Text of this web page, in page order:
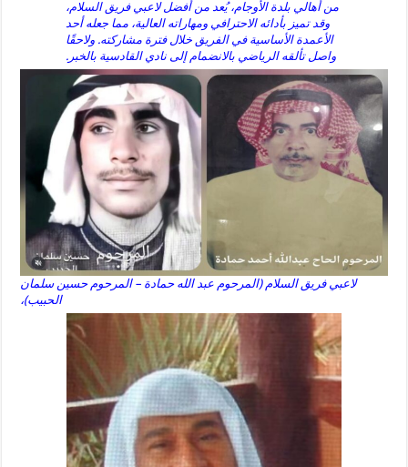
من أهالي بلدة الأوجام، يُعد من أفضل لاعبي فريق السلام،
وقد تميز بأدائه الاحترافي ومهاراته العالية، مما جعله أحد
الأعمدة الأساسية في الفريق خلال فترة مشاركته. ولاحقًا
واصل تألقه الرياضي بالانضمام إلى نادي القادسية بالخبر.
لاعبي فريق السلام (المرحوم عبد الله حمادة – المرحوم حسين سلمان
الحبيب)،